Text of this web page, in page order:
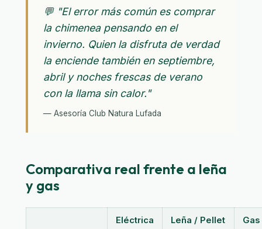
💬 "El error más común es comprar
la chimenea pensando en el
invierno. Quien la disfruta de verdad
la enciende también en septiembre,
abril y noches frescas de verano
con la llama sin calor."
— Asesoría Club Natura Lufada
Comparativa real frente a leña
y gas
Eléctrica Leña / Pellet Gas